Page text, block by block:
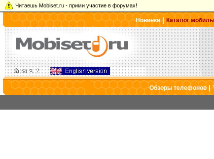
Читаешь Mobiset.ru - прими участие в форумах!
Новинки|Каталог
Обзоры телефонов|